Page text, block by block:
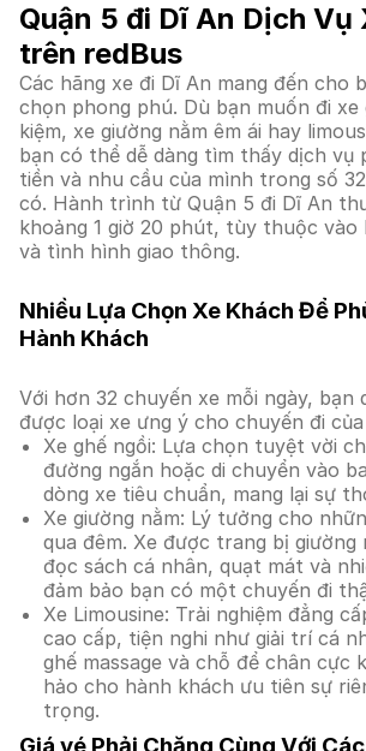
Quận 5 đi Dĩ An Dịch Vụ
trên redBus
Các hãng xe đi Dĩ An mang đến cho
chọn phong phú. Dù bạn muốn đi xe
kiệm, xe giường nằm êm ái hay
bạn có thể dễ dàng tìm thấy dịch vụ
tiền và nhu cầu của mình trong số
có. Hành trình từ Quận 5 đi Dĩ An
khoảng 1 giờ 20 phút, tùy thuộc vào
và tình hình giao thông.
Nhiều Lựa Chọn Xe Khách Để
Hành Khách
Với hơn 32 chuyến xe mỗi ngày, bạn
được loại xe ưng ý cho chuyến đi
Xe ghế ngồi: Lựa chọn tuyệt vời
đường ngắn hoặc di chuyển vào
dòng xe tiêu chuẩn, mang lại sự
Xe giường nằm: Lý tưởng cho
qua đêm. Xe được trang bị giường
đọc sách cá nhân, quạt mát và
đảm bảo bạn có một chuyến đi
Xe Limousine: Trải nghiệm đẳng
cao cấp, tiện nghi như giải trí cá
ghế massage và chỗ để chân cực
hảo cho hành khách ưu tiên sự
trọng.